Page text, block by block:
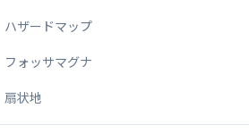
ハザードマップ
フォッサマグナ
扇状地